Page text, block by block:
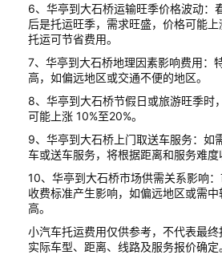
6、华亭到大石桥运输旺季价格波动：
后是托运旺季，需求旺盛，价格可能
托运可节省费用。
7、华亭到大石桥地理因素影响费用：
高，如偏远地区或交通不便的地区。
8、华亭到大石桥节假日或旅游旺季时
可能上涨 10%至20%。
9、华亭到大石桥上门取送车服务：如
车或送车服务，将根据距离和服务难度
10、华亭到大石桥市场供需关系影响
收费标准产生影响，如偏远地区或需
高。
小汽车托运费用仅供参考，不代表最
实际车型、距离、线路及服务报价确定